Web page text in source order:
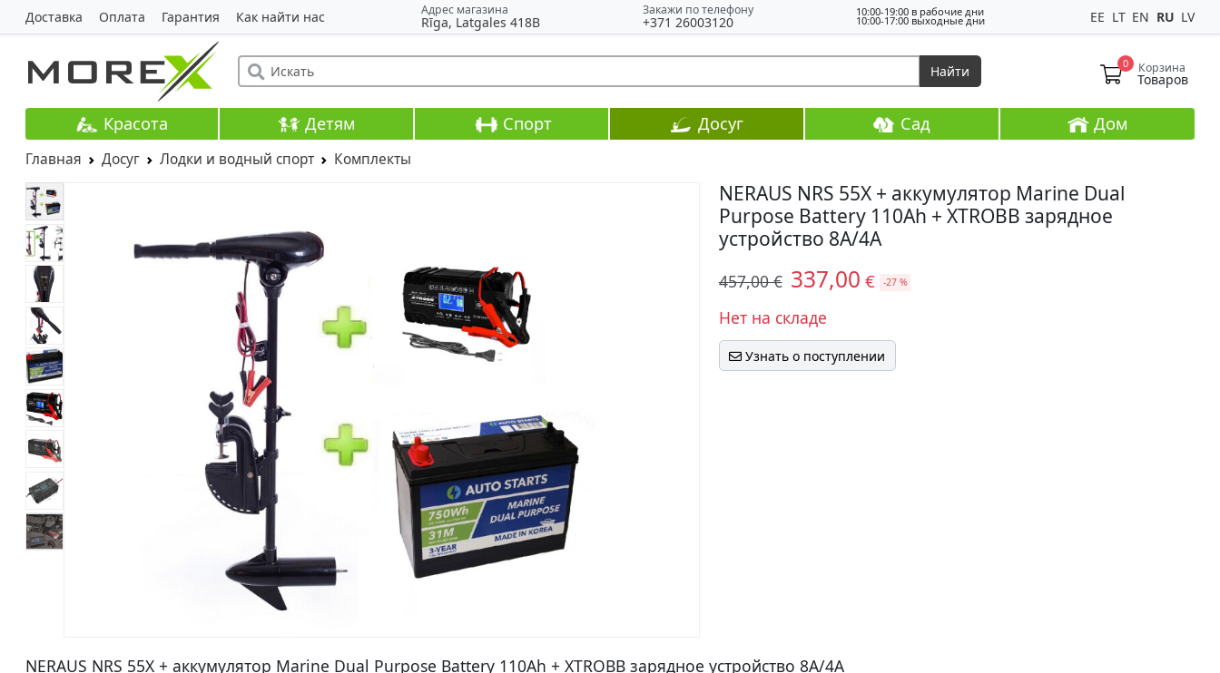
Доставка Оплата Гарантия Как найти нас Адрес магазина
Rīga, Latgales 418B
Закажи по телефону
+371 26003120
10:00-19:00 в рабочие дни
10:00-17:00 выходные дни EE LT EN RU LV
0 Корзина
Товаров
Найти
Красота Детям Спорт Досуг Сад Дом
Главная Досуг Лодки и водный спорт Комплекты
NERAUS NRS 55X + аккумулятор Marine Dual
Purpose Battery 110Ah + XTROBB зарядное
устройство 8A/4A
457,00 € 337,00 € -27 %
Нет на складе
Узнать о поступлении
NERAUS NRS 55X + аккумулятор Marine Dual Purpose Battery 110Ah + XTROBB зарядное устройство 8A/4A